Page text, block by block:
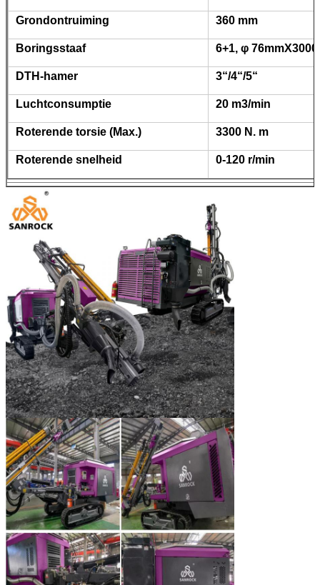
Grondontruiming 360 mm
Boringsstaaf 6+1, φ
DTH-hamer 3“/4“/5“
Luchtconsumptie 20 m3/min
Roterende torsie (Max.) 3300 N. m
Roterende snelheid 0-120 r/min